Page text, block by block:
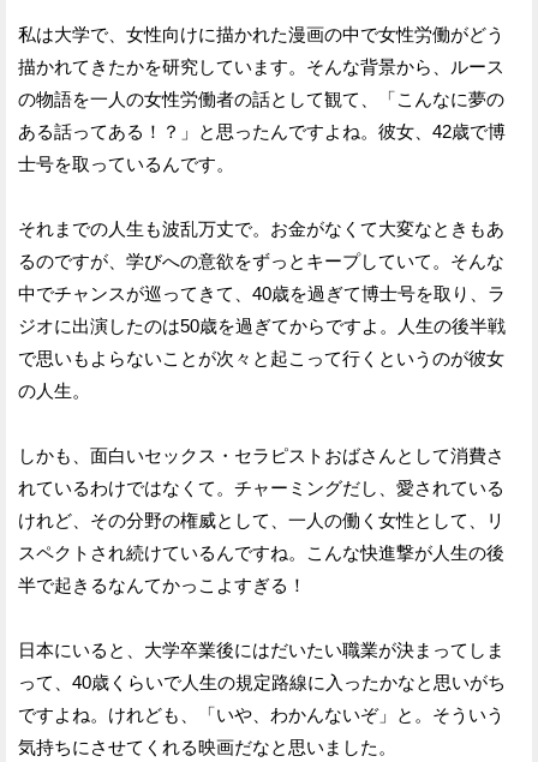
私は大学で、女性向けに描かれた漫画の中で女性労働がどう
描かれてきたかを研究しています。そんな背景から、ルース
の物語を一人の女性労働者の話として観て、「こんなに夢の
ある話ってある！？」と思ったんですよね。彼女、42歳で博
士号を取っているんです。
それまでの人生も波乱万丈で。お金がなくて大変なときもあ
るのですが、学びへの意欲をずっとキープしていて。そんな
中でチャンスが巡ってきて、40歳を過ぎて博士号を取り、ラ
ジオに出演したのは50歳を過ぎてからですよ。人生の後半戦
で思いもよらないことが次々と起こって行くというのが彼女
の人生。
しかも、面白いセックス・セラピストおばさんとして消費さ
れているわけではなくて。チャーミングだし、愛されている
けれど、その分野の権威として、一人の働く女性として、リ
スペクトされ続けているんですね。こんな快進撃が人生の後
半で起きるなんてかっこよすぎる！
日本にいると、大学卒業後にはだいたい職業が決まってしま
って、40歳くらいで人生の規定路線に入ったかなと思いがち
ですよね。けれども、「いや、わかんないぞ」と。そういう
気持ちにさせてくれる映画だなと思いました。